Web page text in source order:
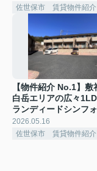
佐世保市 賃貸物件紹介
【物件紹介 No.1】敷
白岳エリアの広々
ランディードシンフ
2026.05.16
佐世保市 賃貸物件紹介